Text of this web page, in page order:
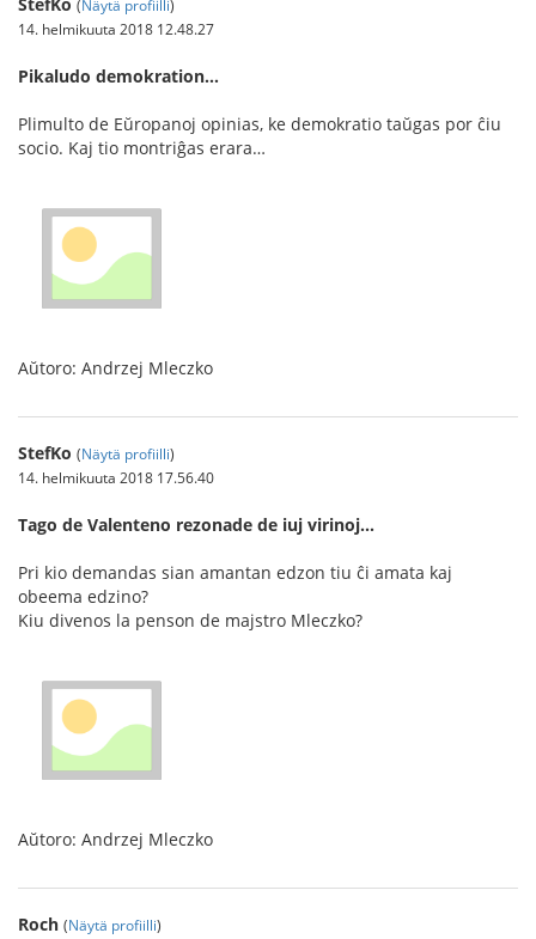
StefKo (Näytä profiilli)
14. helmikuuta 2018 12.48.27
Pikaludo demokration…
Plimulto de Eŭropanoj opinias, ke demokratio taŭgas por ĉiu
socio. Kaj tio montriĝas erara…
Aŭtoro: Andrzej Mleczko
StefKo (Näytä profiilli)
14. helmikuuta 2018 17.56.40
Tago de Valenteno rezonade de iuj virinoj...
Pri kio demandas sian amantan edzon tiu ĉi amata kaj
obeema edzino?
Kiu divenos la penson de majstro Mleczko?
Aŭtoro: Andrzej Mleczko
Roch (Näytä profiilli)